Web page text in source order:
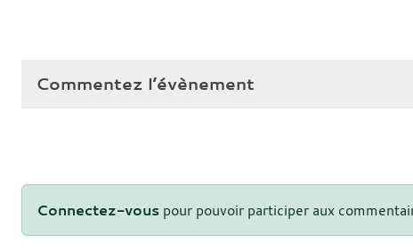
Commentez l’évènement
Connectez-vous pour pouvoir participer aux